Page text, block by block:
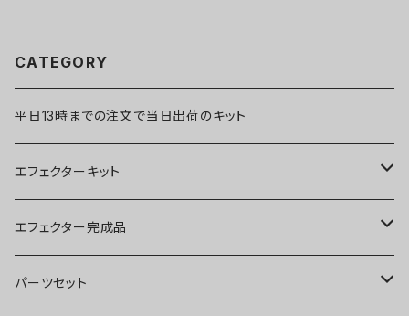
CATEGORY
平日13時までの注文で当日出荷のキット
エフェクターキット
ブースター
オーバードライブ
エフェクター完成品
ブースター
パーツセット